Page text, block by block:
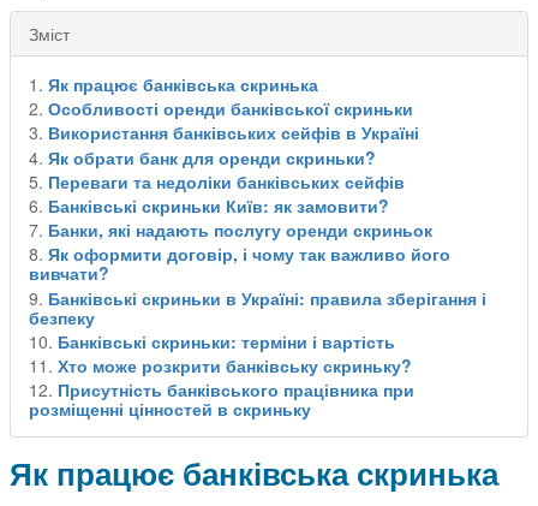
Як працює банківська скринька
Особливості оренди банківської скриньки
Використання банківських сейфів в Україні
Як обрати банк для оренди скриньки?
Переваги та недоліки банківських сейфів
Банківські скриньки Київ: як замовити?
Банки, які надають послугу оренди скриньок
Як оформити договір, і чому так важливо його
вивчати?
Банківські скриньки в Україні: правила зберігання і
безпеку
Банківські скриньки: терміни і вартість
Хто може розкрити банківську скриньку?
Присутність банківського працівника при
розміщенні цінностей в скриньку
Як працює банківська скринька